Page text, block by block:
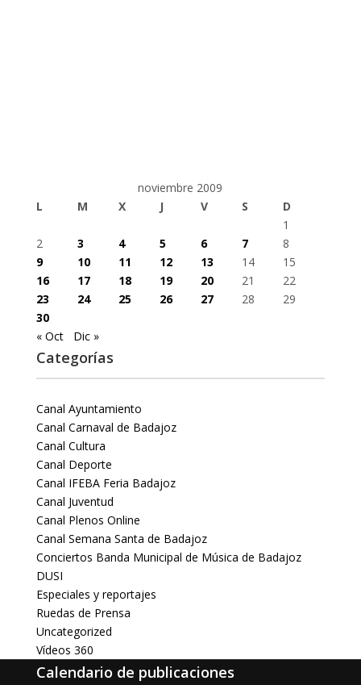
noviembre 2009
L
M X J V S
D
1
2
3 4 5 6 7
8
9
10 11 12 13 14
15
16
17 18 19 20 21
22
23
24 25 26 27 28
29
30
« Oct
Dic »
Categorías
Canal Ayuntamiento
Canal Carnaval de Badajoz
Canal Cultura
Canal Deporte
Canal IFEBA Feria Badajoz
Canal Juventud
Canal Plenos Online
Canal Semana Santa de Badajoz
Conciertos Banda Municipal de Música de Badajoz
DUSI
Especiales y reportajes
Ruedas de Prensa
Uncategorized
Vídeos 360
Calendario de publicaciones